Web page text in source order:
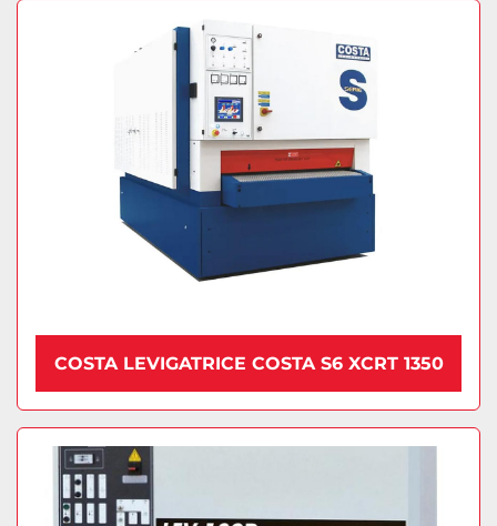
COSTA LEVIGATRICE COSTA S6 XCRT 1350